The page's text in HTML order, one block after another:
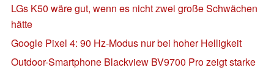
LGs K50 wäre gut, wenn es nicht zwei große Schwächen
hätte
Google Pixel 4: 90 Hz-Modus nur bei hoher Helligkeit
Outdoor-Smartphone Blackview BV9700 Pro zeigt starke